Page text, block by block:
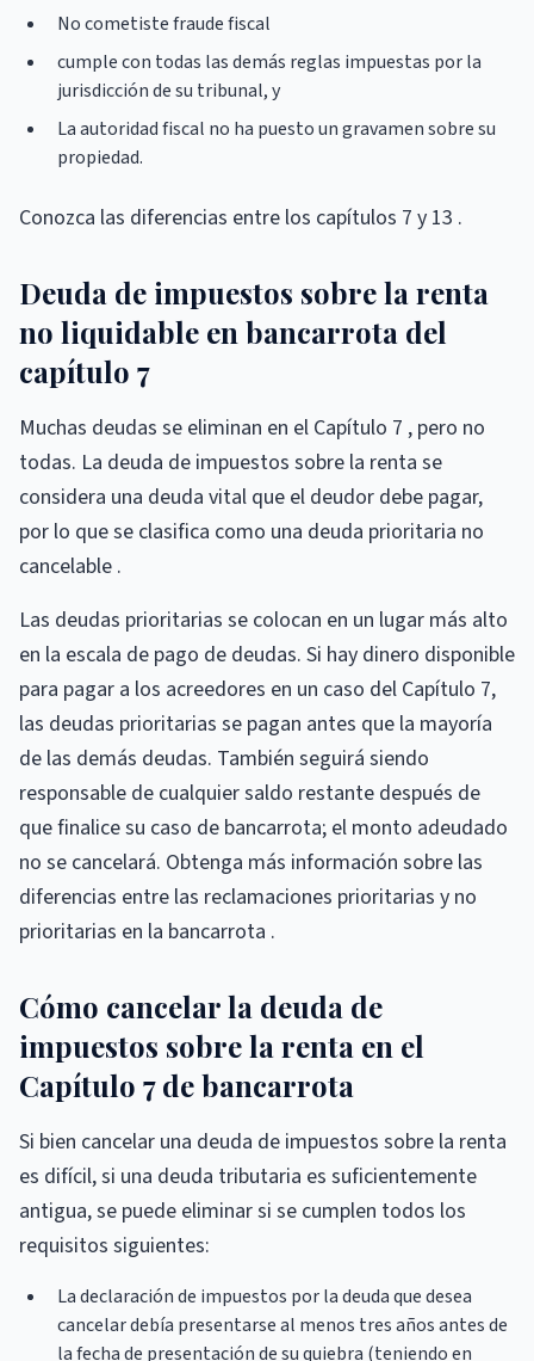
No cometiste fraude fiscal
cumple con todas las demás reglas impuestas por la
jurisdicción de su tribunal, y
La autoridad fiscal no ha puesto un gravamen sobre su
propiedad.
Conozca las diferencias entre los capítulos 7 y 13 .
Deuda de impuestos sobre la renta
no liquidable en bancarrota del
capítulo 7
Muchas deudas se eliminan en el Capítulo 7 , pero no
todas. La deuda de impuestos sobre la renta se
considera una deuda vital que el deudor debe pagar,
por lo que se clasifica como una deuda prioritaria no
cancelable .
Las deudas prioritarias se colocan en un lugar más alto
en la escala de pago de deudas. Si hay dinero disponible
para pagar a los acreedores en un caso del Capítulo 7,
las deudas prioritarias se pagan antes que la mayoría
de las demás deudas. También seguirá siendo
responsable de cualquier saldo restante después de
que finalice su caso de bancarrota; el monto adeudado
no se cancelará. Obtenga más información sobre las
diferencias entre las reclamaciones prioritarias y no
prioritarias en la bancarrota .
Cómo cancelar la deuda de
impuestos sobre la renta en el
Capítulo 7 de bancarrota
Si bien cancelar una deuda de impuestos sobre la renta
es difícil, si una deuda tributaria es suficientemente
antigua, se puede eliminar si se cumplen todos los
requisitos siguientes:
La declaración de impuestos por la deuda que desea
cancelar debía presentarse al menos tres años antes de
la fecha de presentación de su quiebra (teniendo en